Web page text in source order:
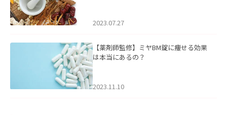
2023.07.27
【薬剤師監修】ミヤBM錠に痩せる効果
は本当にあるの？
2023.11.10